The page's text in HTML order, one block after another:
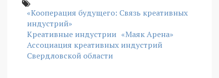
«Кооперация будущего: Связь креативных
индустрий»
Креативные индустрии «Маяк Арена»
Ассоциация креативных индустрий
Свердловской области